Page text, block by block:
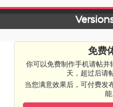
免费
你可以免费制作手机请帖
天，超过后请
当您满意效果后，可付费发
能